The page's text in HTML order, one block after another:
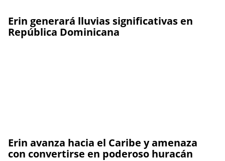
Erin generará lluvias significativas en
República Dominicana
Erin avanza hacia el Caribe y amenaza
con convertirse en poderoso huracán